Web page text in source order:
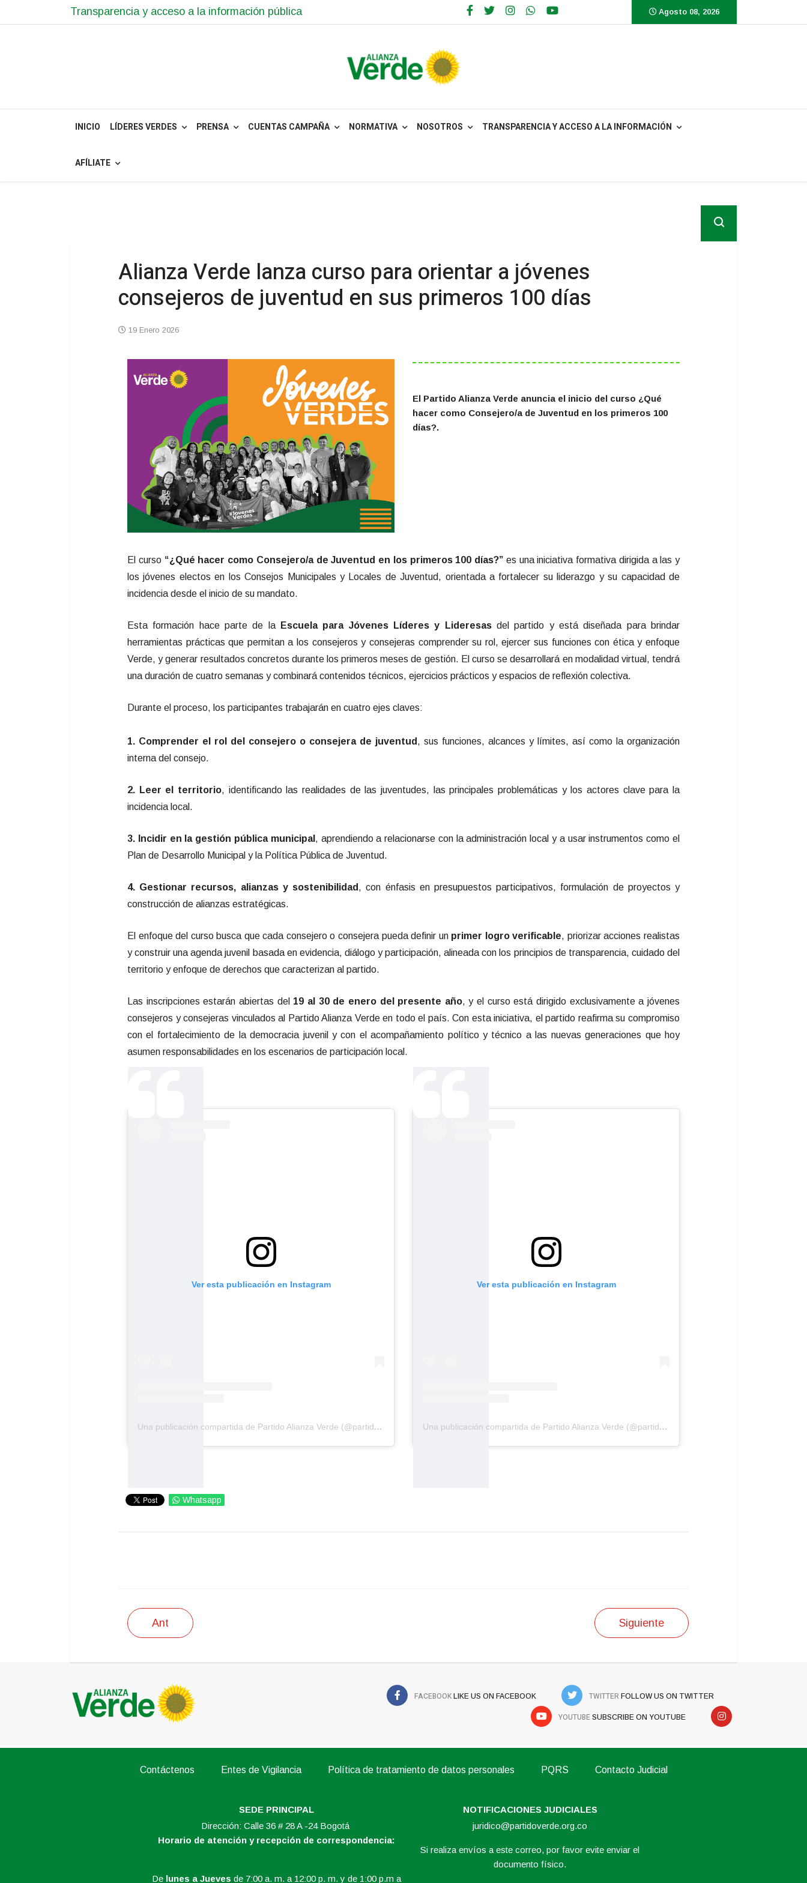
Transparencia y acceso a la información pública Agosto 08, 2026
INICIO LÍDERES VERDES PRENSA CUENTAS CAMPAÑA NORMATIVA NOSOTROS TRANSPARENCIA Y ACCESO A LA INFORMACIÓN
AFÍLIATE
Alianza Verde lanza curso para orientar a jóvenes
consejeros de juventud en sus primeros 100 días
19 Enero 2026
El Partido Alianza Verde anuncia el inicio del curso ¿Qué
hacer como Consejero/a de Juventud en los primeros 100
días?.
El curso “¿Qué hacer como Consejero/a de Juventud en los primeros 100 días?” es una iniciativa formativa dirigida a las y
los jóvenes electos en los Consejos Municipales y Locales de Juventud, orientada a fortalecer su liderazgo y su capacidad de
incidencia desde el inicio de su mandato.
Esta formación hace parte de la Escuela para Jóvenes Líderes y Lideresasdel partido y está diseñada para brindar
herramientas prácticas que permitan a los consejeros y consejeras comprender su rol, ejercer sus funciones con ética y enfoque
Verde, y generar resultados concretos durante los primeros meses de gestión. El curso se desarrollará en modalidad virtual, tendrá
una duración de cuatro semanas y combinará contenidos técnicos, ejercicios prácticos y espacios de reflexión colectiva.
Durante el proceso, los participantes trabajarán en cuatro ejes claves:
1. Comprender el rol del consejero o consejera de juventud , sus funciones, alcances y límites, así como la organización
interna del consejo.
2. Leer el territorio, identificando las realidades de las juventudes, las principales problemáticas y los actores clave para la
incidencia local.
3. Incidir en la gestión pública municipal , aprendiendo a relacionarse con la administración local y a usar instrumentos como el
Plan de Desarrollo Municipal y la Política Pública de Juventud.
4. Gestionar recursos, alianzas y sostenibilidad , con énfasis en presupuestos participativos, formulación de proyectos y
construcción de alianzas estratégicas.
El enfoque del curso busca que cada consejero o consejera pueda definir un primer logro verificable, priorizar acciones realistas
y construir una agenda juvenil basada en evidencia, diálogo y participación, alineada con los principios de transparencia, cuidado del
territorio y enfoque de derechos que caracterizan al partido.
Las inscripciones estarán abiertas del 19 al 30 de enero del presente año, y el curso está dirigido exclusivamente a jóvenes
consejeros y consejeras vinculados al Partido Alianza Verde en todo el país. Con esta iniciativa, el partido reafirma su compromiso
con el fortalecimiento de la democracia juvenil y con el acompañamiento político y técnico a las nuevas generaciones que hoy
asumen responsabilidades en los escenarios de participación local.
Ver esta publicación en Instagram
Una publicación compartida de Partido Alianza Verde (@partidoalianzaverde)
Ver esta publicación en Instagram
Una publicación compartida de Partido Alianza Verde (@partidoalianzaverde)
Whatsapp
Ant Siguiente
FACEBOOK LIKE US ON FACEBOOK TWITTER FOLLOW US ON TWITTER
YOUTUBE SUBSCRIBE ON YOUTUBE
Contáctenos Entes de Vigilancia Política de tratamiento de datos personales PQRS Contacto Judicial
SEDE PRINCIPAL
NOTIFICACIONES JUDICIALES
Dirección: Calle 36 # 28 A -24 Bogotá
Horario de atención y recepción de correspondencia:
De lunes a Jueves de 7:00 a. m. a 12:00 p. m. y de 1:00 p.m a
juridico@partidoverde.org.co
Si realiza envíos a este correo, por favor evite enviar el
documento físico.